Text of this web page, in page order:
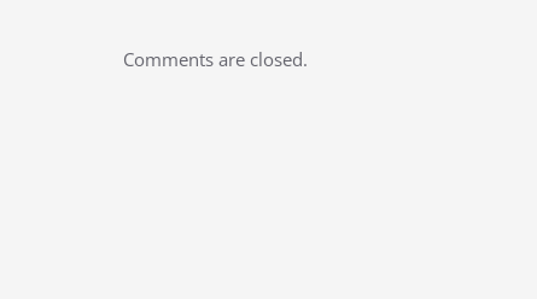
Comments are closed.